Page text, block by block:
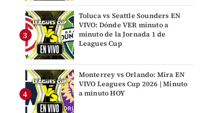
Toluca vs Seattle Sounders EN
VIVO: Dónde VER minuto a
minuto de la Jornada 1 de
Leagues Cup
Monterrey vs Orlando: Mira EN
VIVO Leagues Cup 2026 | Minuto
a minuto HOY